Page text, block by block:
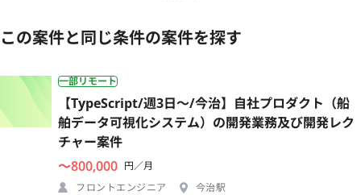
この案件と同じ条件の案件を探す
一部リモート
【TypeScript/週3日〜/今治】自社プロダクト（船
舶データ可視化システム）の開発業務及び開発レク
チャー案件
〜800,000 円／月
フロントエンジニア
今治駅